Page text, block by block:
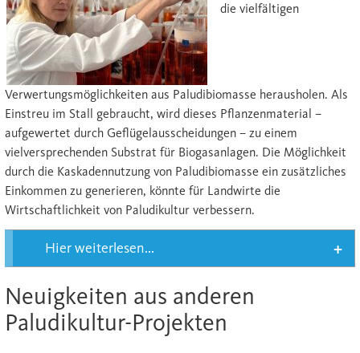
die vielfältigen
Verwertungsmöglichkeiten aus Paludibiomasse herausholen. Als
Einstreu im Stall gebraucht, wird dieses Pflanzenmaterial –
aufgewertet durch Geflügelausscheidungen – zu einem
vielversprechenden Substrat für Biogasanlagen. Die Möglichkeit
durch die Kaskadennutzung von Paludibiomasse ein zusätzliches
Einkommen zu generieren, könnte für Landwirte die
Wirtschaftlichkeit von Paludikultur verbessern.
Hier weiterlesen...
Neuigkeiten aus anderen
Paludikultur-Projekten